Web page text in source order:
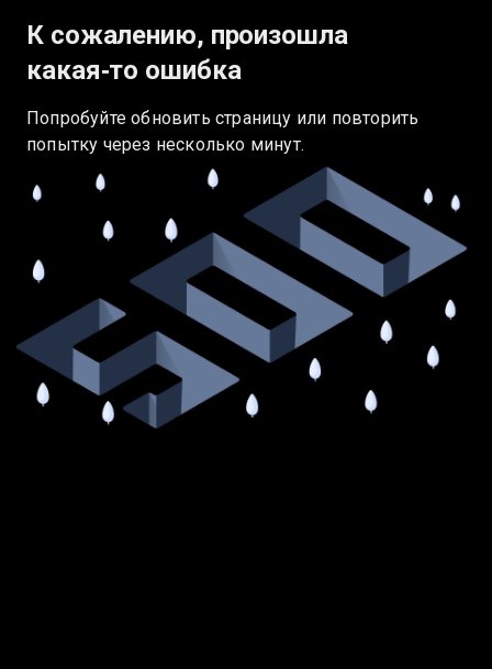
К сожалению, произошла
какая‑то ошибка
Попробуйте обновить страницу или повторить
попытку через несколько минут.